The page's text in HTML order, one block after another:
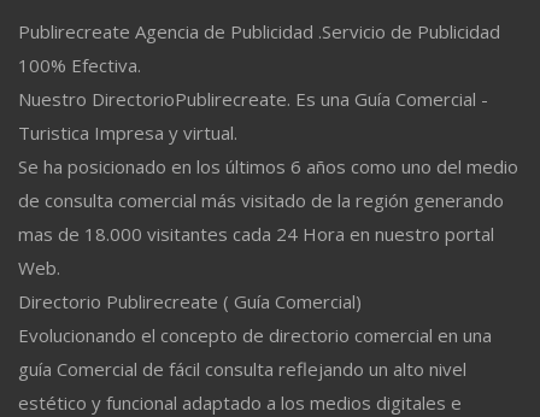
Publirecreate Agencia de Publicidad .Servicio de Publicidad
100% Efectiva.
Nuestro DirectorioPublirecreate. Es una Guía Comercial -
Turistica Impresa y virtual.
Se ha posicionado en los últimos 6 años como uno del medio
de consulta comercial más visitado de la región generando
mas de 18.000 visitantes cada 24 Hora en nuestro portal
Web.
Directorio Publirecreate ( Guía Comercial)
Evolucionando el concepto de directorio comercial en una
guía Comercial de fácil consulta reflejando un alto nivel
estético y funcional adaptado a los medios digitales e